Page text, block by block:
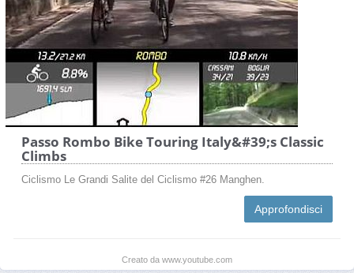
Passo Rombo Bike Touring Italy&#39;s Classic
Climbs
Ciclismo Le Grandi Salite del Ciclismo #26 Manghen.
Approfondisci
Creato da www.youtube.com